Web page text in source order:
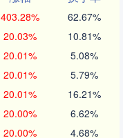
403.28% 62.67%
20.03% 10.81%
20.01% 5.08%
20.01% 5.79%
20.01% 16.21%
20.00% 6.62%
20.00% 4.68%